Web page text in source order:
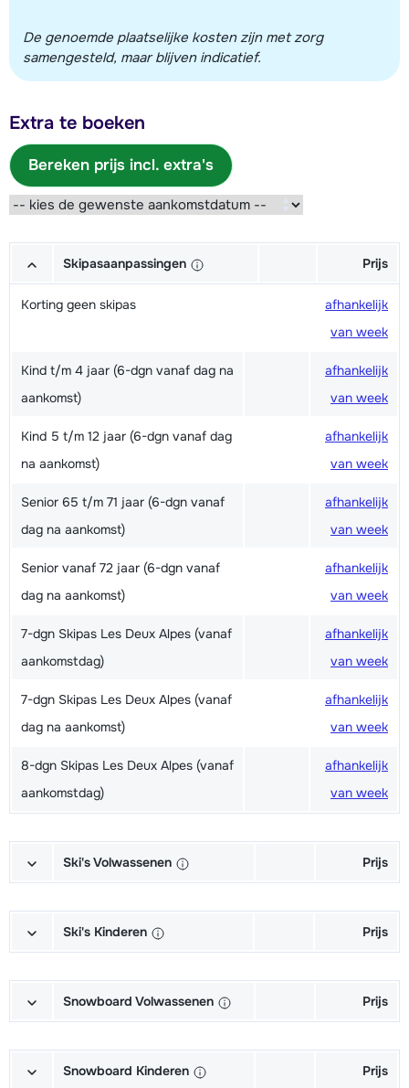
De genoemde plaatselijke kosten zijn met zorg
samengesteld, maar blijven indicatief.
Extra te boeken
Bereken prijs incl. extra's
Skipasaanpassingen Prijs
Korting geen skipas
afhankelijk
van week
Kind t/m 4 jaar (6-dgn vanaf dag na
aankomst)
afhankelijk
van week
Kind 5 t/m 12 jaar (6-dgn vanaf dag
na aankomst)
afhankelijk
van week
Senior 65 t/m 71 jaar (6-dgn vanaf
dag na aankomst)
afhankelijk
van week
Senior vanaf 72 jaar (6-dgn vanaf
dag na aankomst)
afhankelijk
van week
7-dgn Skipas Les Deux Alpes (vanaf
aankomstdag)
afhankelijk
van week
7-dgn Skipas Les Deux Alpes (vanaf
dag na aankomst)
afhankelijk
van week
8-dgn Skipas Les Deux Alpes (vanaf
aankomstdag)
afhankelijk
van week
Ski's Volwassenen Prijs
Schoenen + Stokken (6/7 dagen)
van week
Stokken (6/7 dagen)
van week
(6/7 dagen)
van week
Ski's Kinderen Prijs
Schoenen + Stokken (6/7 dagen)
van week
Stokken (6/7 dagen)
van week
Snowboard Volwassenen Prijs
Boots (6/7 dagen)
van week
Snowboard Kinderen Prijs